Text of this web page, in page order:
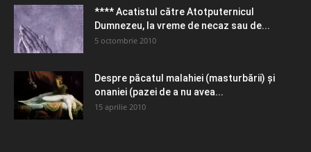
**** Acatistul către Atotputernicul
Dumnezeu, la vreme de necaz sau de...
5 octombrie 2010
Despre păcatul malahiei (masturbării) şi
onaniei (pazei de a nu avea...
15 aprilie 2010